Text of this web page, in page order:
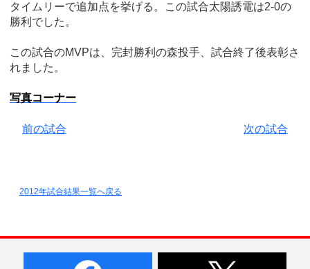
タイムリーで追加点を挙げる。この試合太陽誘電は2-0の
勝利でした。
この試合のMVPは、完封勝利の森投手、試合終了後表彰さ
れました。
写真コーナー
前の試合 次の試合
2012年試合結果一覧へ戻る